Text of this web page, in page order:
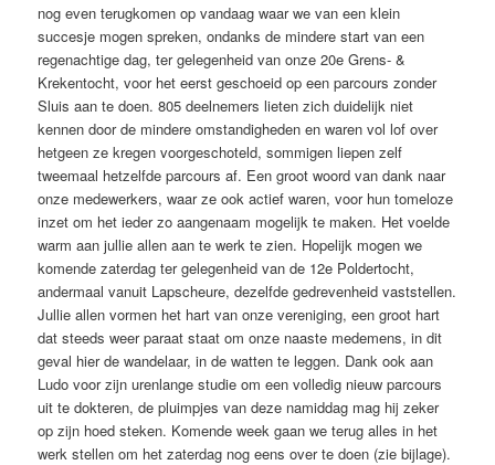
nog even terugkomen op vandaag waar we van een klein
succesje mogen spreken, ondanks de mindere start van een
regenachtige dag, ter gelegenheid van onze 20e Grens- &
Krekentocht, voor het eerst geschoeid op een parcours zonder
Sluis aan te doen. 805 deelnemers lieten zich duidelijk niet
kennen door de mindere omstandigheden en waren vol lof over
hetgeen ze kregen voorgeschoteld, sommigen liepen zelf
tweemaal hetzelfde parcours af. Een groot woord van dank naar
onze medewerkers, waar ze ook actief waren, voor hun tomeloze
inzet om het ieder zo aangenaam mogelijk te maken. Het voelde
warm aan jullie allen aan te werk te zien. Hopelijk mogen we
komende zaterdag ter gelegenheid van de 12e Poldertocht,
andermaal vanuit Lapscheure, dezelfde gedrevenheid vaststellen.
Jullie allen vormen het hart van onze vereniging, een groot hart
dat steeds weer paraat staat om onze naaste medemens, in dit
geval hier de wandelaar, in de watten te leggen. Dank ook aan
Ludo voor zijn urenlange studie om een volledig nieuw parcours
uit te dokteren, de pluimpjes van deze namiddag mag hij zeker
op zijn hoed steken. Komende week gaan we terug alles in het
werk stellen om het zaterdag nog eens over te doen (zie bijlage).